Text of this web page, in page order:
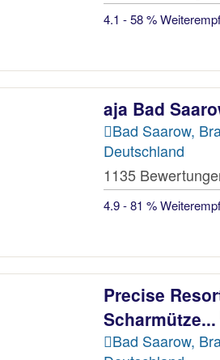
4.1 - 58 %
aja Bad
Bad Saarow,
Deutschland
1135
4.9 - 81 %
Precise
Scharmütze...
Bad Saarow,